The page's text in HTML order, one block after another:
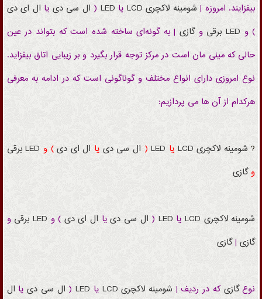
بیفزایند. امروزه | شومینه لاکچری LCD یا LED
( ال سی دی یا ال ای دی
) و LED برقی وگازی| به گونه‌ای ساخته شده است که بتواند در عین
حالی که مینی مان است در مرکز توجه قرار بگیرد و بر زیبایی اتاق بیفزاید.
نوع امروزی دارای انواع مختلف و گوناگونی است که در ادامه به معرفی
هرکدام از آن ها می پردازیم:
? شومینه لاکچری LCD یا LED
( ال سی دی یا ال ای دی) و LED برقی
وگازی
شومینه لاکچری LCDیا LED
( ال سی دییا ال ای دی ) و LED برقی و
گازی|گازی
نوعگازی که در ردیف | شومینه لاکچری LCD یا LED
( ال سی دییا ال